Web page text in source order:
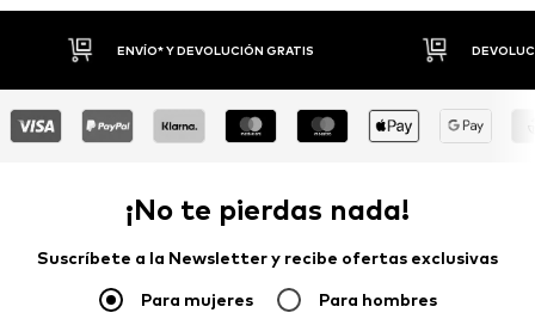
DEVOLUCIONES HASTA 30 DÍAS
¡No te pierdas nada!
Suscríbete a la Newsletter y recibe ofertas exclusivas
Para mujeres Para hombres